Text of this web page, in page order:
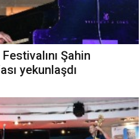
Şahin
yekunlaşdı